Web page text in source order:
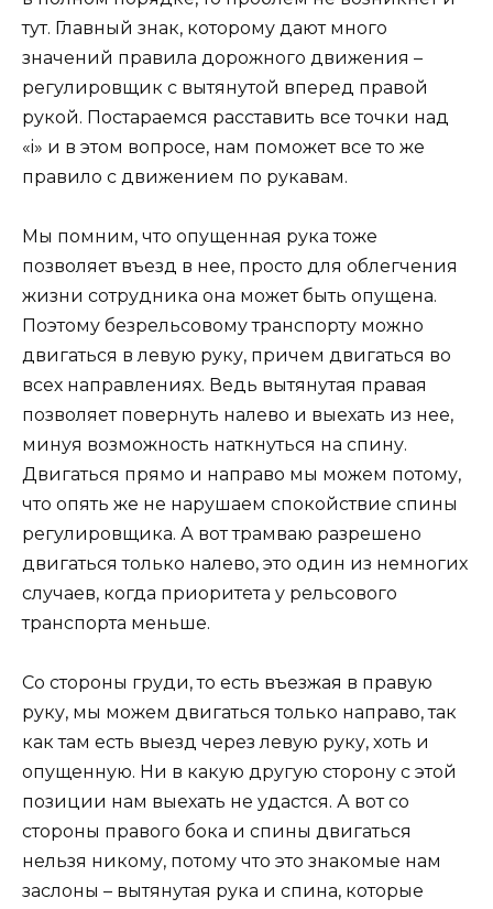
тут. Главный знак, которому дают много
значений правила дорожного движения –
регулировщик с вытянутой вперед правой
рукой. Постараемся расставить все точки над
«i» и в этом вопросе, нам поможет все то же
правило с движением по рукавам.
Мы помним, что опущенная рука тоже
позволяет въезд в нее, просто для облегчения
жизни сотрудника она может быть опущена.
Поэтому безрельсовому транспорту можно
двигаться в левую руку, причем двигаться во
всех направлениях. Ведь вытянутая правая
позволяет повернуть налево и выехать из нее,
минуя возможность наткнуться на спину.
Двигаться прямо и направо мы можем потому,
что опять же не нарушаем спокойствие спины
регулировщика. А вот трамваю разрешено
двигаться только налево, это один из немногих
случаев, когда приоритета у рельсового
транспорта меньше.
Со стороны груди, то есть въезжая в правую
руку, мы можем двигаться только направо, так
как там есть выезд через левую руку, хоть и
опущенную. Ни в какую другую сторону с этой
позиции нам выехать не удастся. А вот со
стороны правого бока и спины двигаться
нельзя никому, потому что это знакомые нам
заслоны – вытянутая рука и спина, которые